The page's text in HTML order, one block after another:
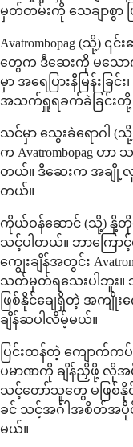
မှတ်တမ်းကို သေချာစွာ
Avatrombopag (သို့)
တွေက ဒီဆေးကို မသေ
မှာ အရေပြားနီမြန်းခြင်
အသက်ရှူရခက်ခဲခြင်းတို့
သင်မှာ သွေးခဲရောဂါ (
က Avatrombopag
တယ်။ ဒီဆေးက အချို့လူတွ
တယ်။
ကိုယ်ဝန်ဆောင် (သို့) နို့
သင့်ပါတယ်။ ဘာကြေ
ကျွေးချိန်အတွင်း
သတ်မှတ်ရသေးပါဘူး။
ဖြစ်နိုင်ချေရှိတဲ့ အကျိုး
ချိန်ဆပါလိမ့်မယ်။
ပြင်းထန်တဲ့ ကျောက်
ပမာဏကို ချိန်ညှိဖို့ လိုအ
သင့်တော်သူတွေ မဖြစ်
ခင် သင့်အင်္ဂါအစိတ်အ
မယ်။